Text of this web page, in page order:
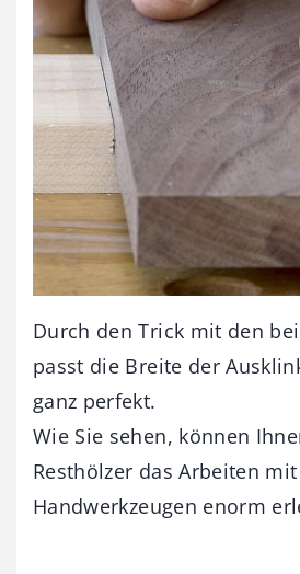
Durch den Trick mit den
passt die Breite der
ganz perfekt.
Wie Sie sehen, können
Resthölzer das Arbeiten mit
Handwerkzeugen enorm